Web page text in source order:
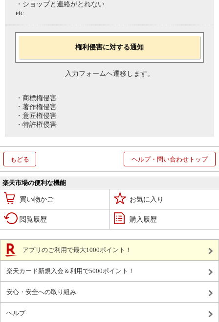
・ショップと連絡がとれない
etc.
権利侵害に対する通知
入力フォームへ遷移します。
・商標権侵害
・著作権侵害
・意匠権侵害
・特許権侵害
もどる ヘルプ・問い合わせトップ
楽天市場の便利な機能
買い物かご お気に入り
閲覧履歴 購入履歴
アプリのご利用で最大1000ポイント！
楽天カード新規入会＆利用で5000ポイント！
安心・安全への取り組み
ヘルプ